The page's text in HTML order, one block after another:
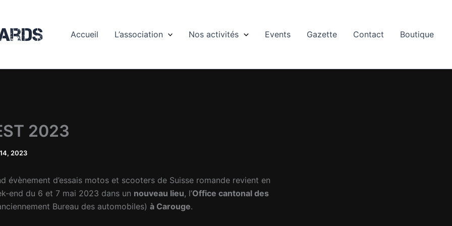
Accueil L’association Nos activités Events Gazette Contact Boutique
2023
2023
évènement d’essais motos et scooters de Suisse romande revient en
end du 6 et 7 mai 2023 dans un nouveau lieu, l’Office cantonal des
Bureau des automobiles) à Carouge.